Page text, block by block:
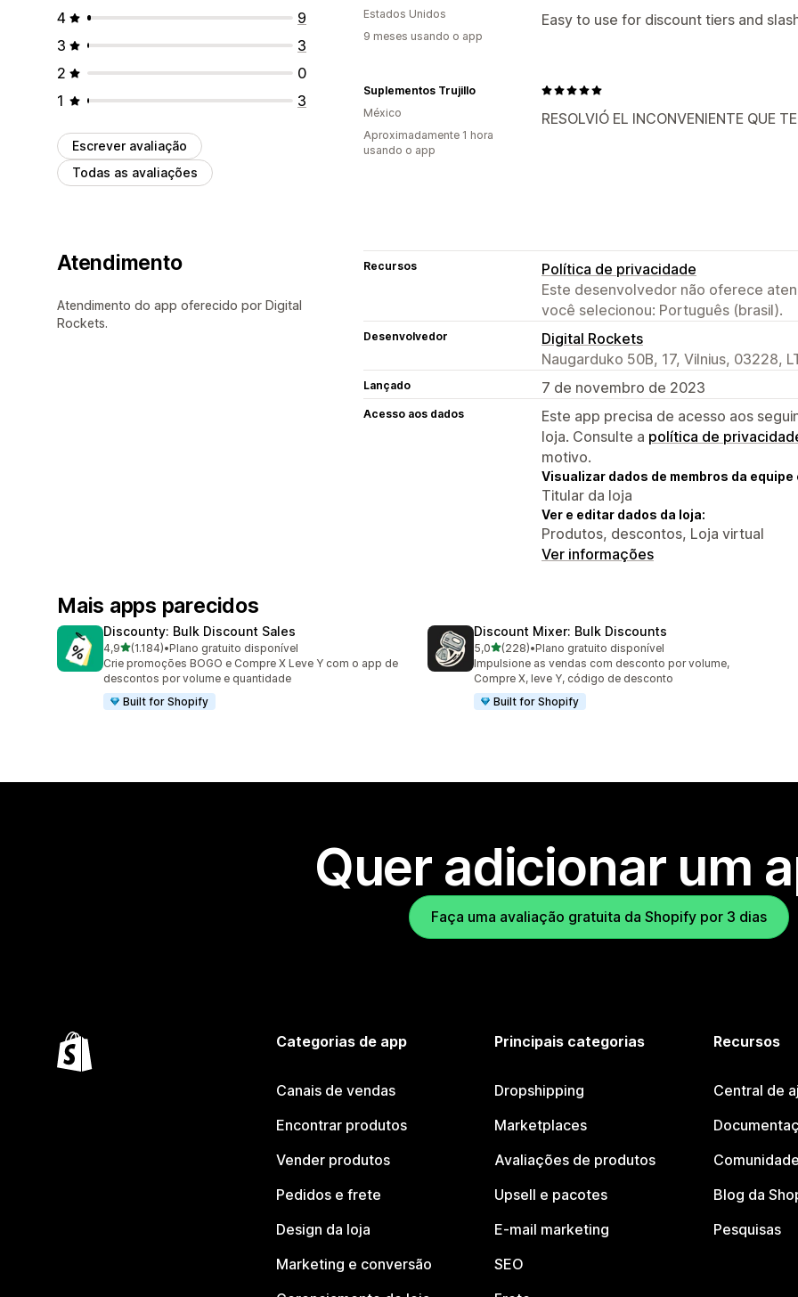
4
9
3
3
2
0
1
3
Escrever avaliação
Todas as avaliações
Easy to use for discount tiers and
Estados Unidos
9 meses usando o app
RESOLVIÓ EL INCONVENIENTE QUE
Suplementos Trujillo
México
Aproximadamente 1 hora
usando o app
Atendimento
Atendimento do app oferecido por Digital
Rockets.
Recursos
Política de privacidade
Este desenvolvedor não oferece
você selecionou: Português (brasil).
Desenvolvedor
Digital Rockets
Naugarduko 50B, 17, Vilnius, 03228,
Lançado 7 de novembro de 2023
Acesso aos dados
Este app precisa de acesso aos
loja. Consulte a política de
motivo.
Visualizar dados de membros da
Titular da loja
Ver e editar dados da loja:
Produtos, descontos, Loja virtual
Ver informações
Mais apps parecidos
Discounty: Bulk Discount Sales
4,9de 5 estrelas
(1.184)
1184 avaliações ao todo
•Plano gratuito disponível
Crie promoções BOGO e Compre X Leve Y com o app de
descontos por volume e quantidade
Built for Shopify
Discount Mixer: Bulk Discounts
5,0de 5 estrelas
(228)
228 avaliações ao todo
•Plano gratuito disponível
Impulsione as vendas com desconto por volume,
Compre X, leve Y, código de desconto
Built for Shopify
Quer adicionar um
Faça uma avaliação gratuita da Shopify por 3 dias
Categorias de app
Canais de vendas
Encontrar produtos
Vender produtos
Pedidos e frete
Design da loja
Marketing e conversão
Principais categorias
Dropshipping
Marketplaces
Avaliações de produtos
Upsell e pacotes
E-mail marketing
SEO
Recursos
Central de
Blog da
Pesquisas